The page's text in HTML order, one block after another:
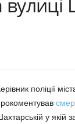
поліції
у якій